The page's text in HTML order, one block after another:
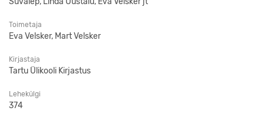
Toimetaja
Eva Velsker, Mart Velsker
Kirjastaja
Tartu Ülikooli Kirjastus
Lehekülgi
374